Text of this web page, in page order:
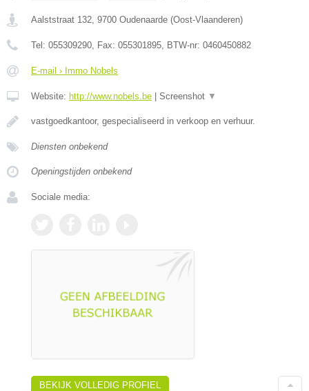
Aalststraat 132, 9700 Oudenaarde (Oost-Vlaanderen)
Tel: 055309290, Fax: 055301895, BTW-nr: 0460450882
E-mail › Immo Nobels
Website: http://www.nobels.be Screenshot ▼
vastgoedkantoor, gespecialiseerd in verkoop en verhuur.
Diensten onbekend
Openingstijden onbekend
Sociale media:
BEKIJK VOLLEDIG PROFIEL